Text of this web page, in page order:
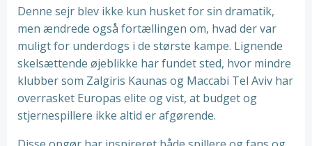
Denne sejr blev ikke kun husket for sin dramatik,
men ændrede også fortællingen om, hvad der var
muligt for underdogs i de største kampe. Lignende
skelsættende øjeblikke har fundet sted, hvor mindre
klubber som Zalgiris Kaunas og Maccabi Tel Aviv har
overrasket Europas elite og vist, at budget og
stjernespillere ikke altid er afgørende.